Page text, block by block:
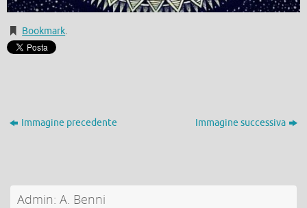
Bookmark.
Immagine precedente Immagine successiva
Admin: A. Benni